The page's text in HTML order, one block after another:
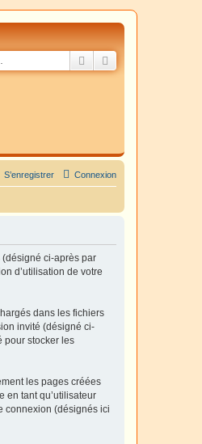
Rechercher
Connexion
S’enregistrer
ci-après par
d’utilisation de votre
dans les fichiers
invité (désigné ci-
pour stocker les
les pages créées
en tant qu’utilisateur
connexion (désignés ici